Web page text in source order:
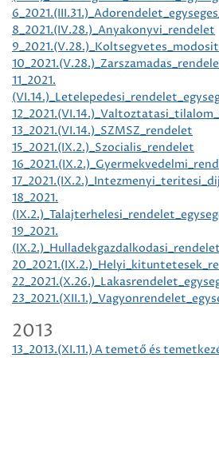
8_2021.(IV.28.)_Anyakonyvi_rendelet
11_2021.
13_2021.(VI.14.)_SZMSZ_rendelet
15_2021.(IX.2.)_Szocialis_rendelet
18_2021.
19_2021.
2013
13_2013.(XI.11.) A temető és